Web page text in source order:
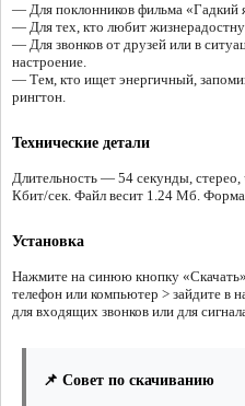
— Для поклонников фильма «Гадкий
— Для тех, кто любит
— Для звонков от друзей или в
настроение.
— Тем, кто ищет энергичный,
рингтон.
Технические детали
Длительность — 54 секунды,
Кбит/сек. Файл весит 1.24 Мб.
Установка
Нажмите на синюю кнопку
телефон или компьютер > зайдите в
для входящих звонков или для
📌 Совет по скачиванию